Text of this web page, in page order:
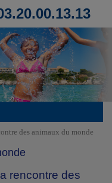
des animaux du monde
rencontre des